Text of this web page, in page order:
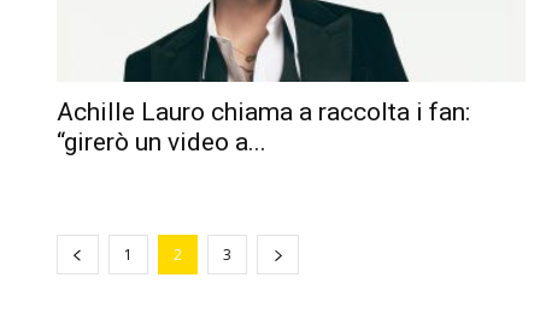
Achille Lauro chiama a raccolta i fan:
“girerò un video a...
1 2 3